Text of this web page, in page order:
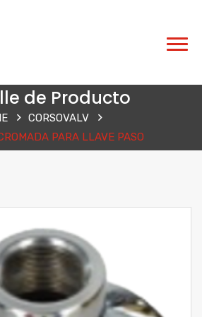
de Producto
CORSOVALV
PARA LLAVE PASO